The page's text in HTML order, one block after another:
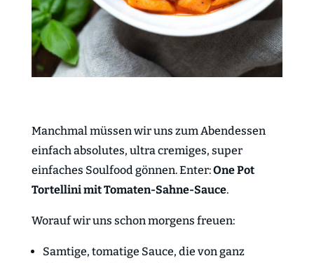
Manchmal müssen wir uns zum Abendessen
einfach absolutes, ultra cremiges, super
einfaches Soulfood gönnen. Enter:One Pot
Tortellini mit Tomaten-Sahne-Sauce.
Worauf wir uns schon morgens freuen:
Samtige, tomatige Sauce, die von ganz